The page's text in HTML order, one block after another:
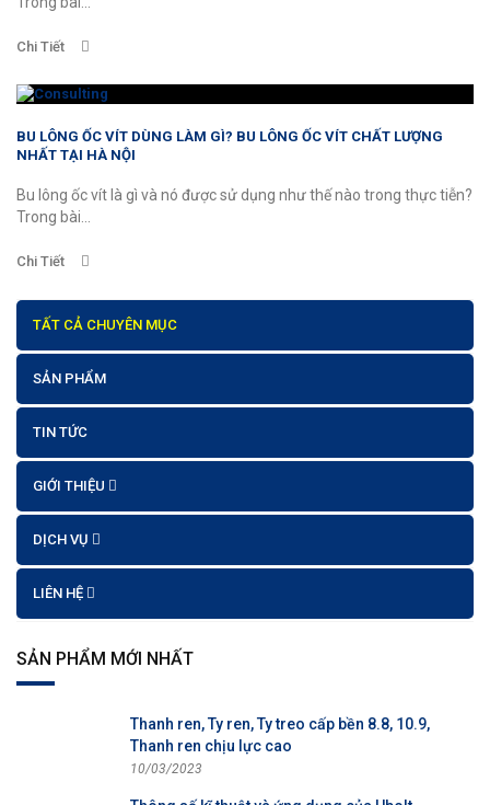
Chi Tiết
BU LÔNG ỐC VÍT DÙNG LÀM GÌ? BU LÔNG ỐC VÍT CHẤT LƯỢNG
NHẤT TẠI HÀ NỘI
Bu lông ốc vít là gì và nó được sử dụng như thế nào trong thực tiễn?
Trong bài...
Chi Tiết
TẤT CẢ CHUYÊN MỤC
SẢN PHẨM
TIN TỨC
GIỚI THIỆU
DỊCH VỤ
LIÊN HỆ
SẢN PHẨM MỚI NHẤT
Thanh ren, Ty ren, Ty treo cấp bền 8.8, 10.9,
Thanh ren chịu lực cao
10/03/2023